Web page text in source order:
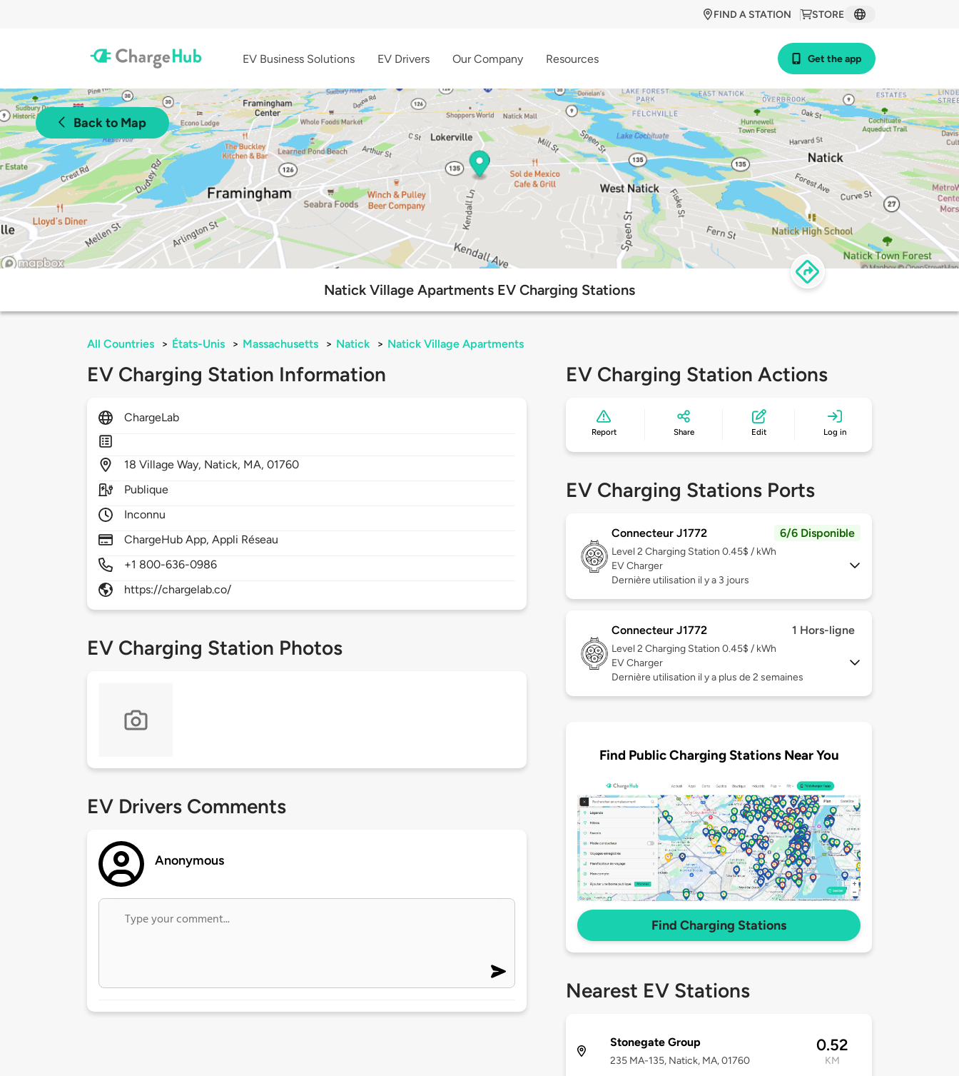
STORE
FIND A STATION
EV Business Solutions EV Drivers Our Company Resources Get the app
Back to Map
Natick Village Apartments EV Charging Stations
All Countries > États-Unis > Massachusetts > Natick > Natick Village Apartments
EV Charging Station Information
ChargeLab
18Village Way, Natick, MA,01760
Publique
Inconnu
ChargeHub App, Appli Réseau
+1 800-636-0986
https://chargelab.co/
EV Charging Station Photos
EV Drivers Comments
Anonymous
EV Charging Station Actions
Report Share Edit Log in
EV Charging Stations Ports
Connecteur J1772 6/6 Disponible
Level 2 Charging Station 0.45$ / kWh
EV Charger
Dernière utilisation il y a 3 jours
Connecteur J1772 1 Hors-ligne
Level 2 Charging Station 0.45$ / kWh
EV Charger
Dernière utilisation il y a plus de 2 semaines
Find Public Charging Stations Near You
Find Charging Stations
Nearest EV Stations
Stonegate Group
235 MA-135, Natick, MA, 01760
0.52
KM